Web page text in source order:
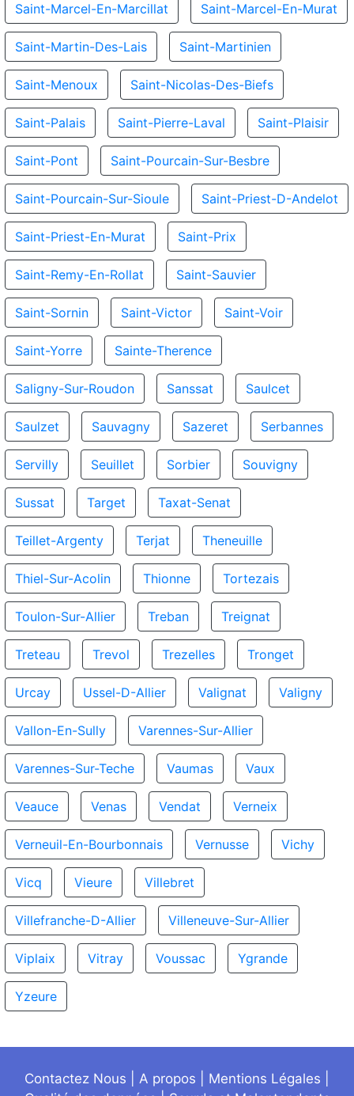
Saint-Marcel-En-Marcillat Saint-Marcel-En-Murat
Saint-Martin-Des-Lais Saint-Martinien
Saint-Menoux Saint-Nicolas-Des-Biefs
Saint-Palais Saint-Pierre-Laval Saint-Plaisir
Saint-Pont Saint-Pourcain-Sur-Besbre
Saint-Pourcain-Sur-Sioule Saint-Priest-D-Andelot
Saint-Priest-En-Murat Saint-Prix
Saint-Remy-En-Rollat Saint-Sauvier
Saint-Sornin Saint-Victor Saint-Voir
Saint-Yorre Sainte-Therence
Saligny-Sur-Roudon Sanssat Saulcet
Saulzet Sauvagny Sazeret Serbannes
Servilly Seuillet Sorbier Souvigny
Sussat Target Taxat-Senat
Teillet-Argenty Terjat Theneuille
Thiel-Sur-Acolin Thionne Tortezais
Toulon-Sur-Allier Treban Treignat
Treteau Trevol Trezelles Tronget
Urcay Ussel-D-Allier Valignat Valigny
Vallon-En-Sully Varennes-Sur-Allier
Varennes-Sur-Teche Vaumas Vaux
Veauce Venas Vendat Verneix
Verneuil-En-Bourbonnais Vernusse Vichy
Vicq Vieure Villebret
Villefranche-D-Allier Villeneuve-Sur-Allier
Viplaix Vitray Voussac Ygrande
Yzeure
Contactez Nous A propos Mentions Légales